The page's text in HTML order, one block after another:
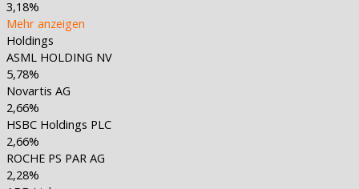
3,18%
Mehr anzeigen
Holdings
ASML HOLDING NV
5,78%
Novartis AG
2,66%
HSBC Holdings PLC
2,66%
ROCHE PS PAR AG
2,28%